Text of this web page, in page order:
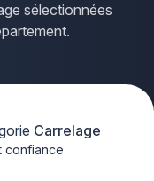
sélectionnées
Carrelage
confiance